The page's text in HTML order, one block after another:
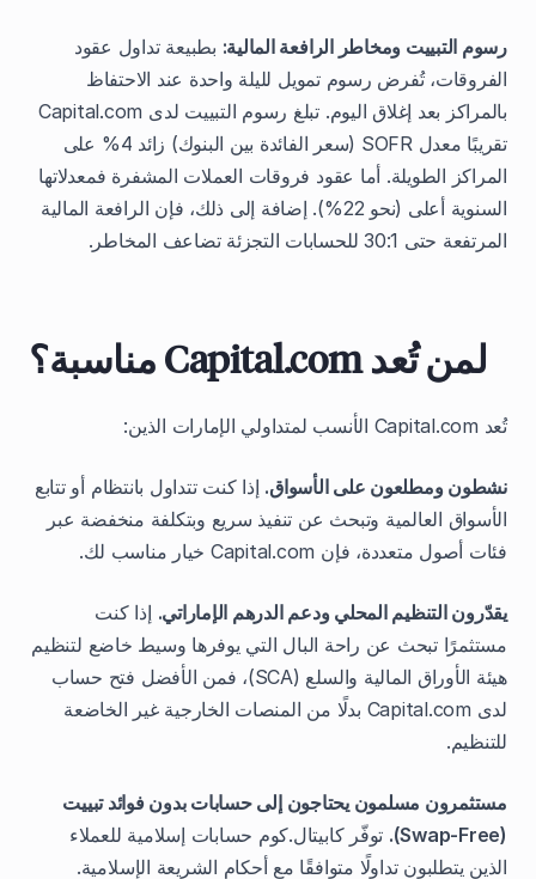
رسوم التبييت ومخاطر الرافعة المالية: بطبيعة تداول عقود
الفروقات، تُفرض رسوم تمويل لليلة واحدة عند الاحتفاظ
بالمراكز بعد إغلاق اليوم. تبلغ رسوم التبييت لدى Capital.com
تقريبًا معدل SOFR (سعر الفائدة بين البنوك) زائد 4% على
المراكز الطويلة. أما عقود فروقات العملات المشفرة فمعدلاتها
السنوية أعلى (نحو 22%). إضافة إلى ذلك، فإن الرافعة المالية
المرتفعة حتى 30:1 للحسابات التجزئة تضاعف المخاطر.
لمن تُعد Capital.com مناسبة؟
تُعد Capital.com الأنسب لمتداولي الإمارات الذين:
نشطون ومطلعون على الأسواق. إذا كنت تتداول بانتظام أو تتابع
الأسواق العالمية وتبحث عن تنفيذ سريع وبتكلفة منخفضة عبر
فئات أصول متعددة، فإن Capital.com خيار مناسب لك.
يقدّرون التنظيم المحلي ودعم الدرهم الإماراتي. إذا كنت
مستثمرًا تبحث عن راحة البال التي يوفرها وسيط خاضع لتنظيم
هيئة الأوراق المالية والسلع (SCA)، فمن الأفضل فتح حساب
لدى Capital.com بدلًا من المنصات الخارجية غير الخاضعة
للتنظيم.
مستثمرون مسلمون يحتاجون إلى حسابات بدون فوائد تبييت
(Swap-Free).
توفّر كابيتال.كوم حسابات إسلامية للعملاء
الذين يتطلبون تداولًا متوافقًا مع أحكام الشريعة الإسلامية.